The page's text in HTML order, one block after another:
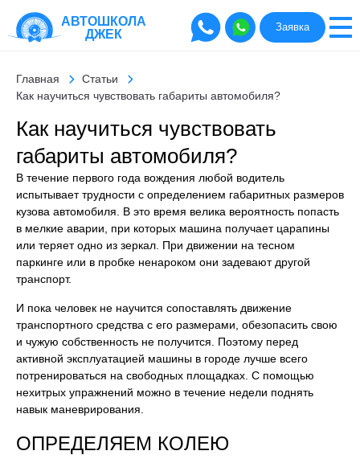
АВТОШКОЛА
ДЖЕК
Заявка
Главная
Статьи
Как научиться чувствовать габариты автомобиля?
Как научиться чувствовать
габариты автомобиля?
В течение первого года вождения любой водитель
испытывает трудности с определением габаритных размеров
кузова автомобиля. В это время велика вероятность попасть
в мелкие аварии, при которых машина получает царапины
или теряет одно из зеркал. При движении на тесном
паркинге или в пробке ненароком они задевают другой
транспорт.
И пока человек не научится сопоставлять движение
транспортного средства с его размерами, обезопасить свою
и чужую собственность не получится. Поэтому перед
активной эксплуатацией машины в городе лучше всего
потренироваться на свободных площадках. С помощью
нехитрых упражнений можно в течение недели поднять
навык маневрирования.
ОПРЕДЕЛЯЕМ КОЛЕЮ